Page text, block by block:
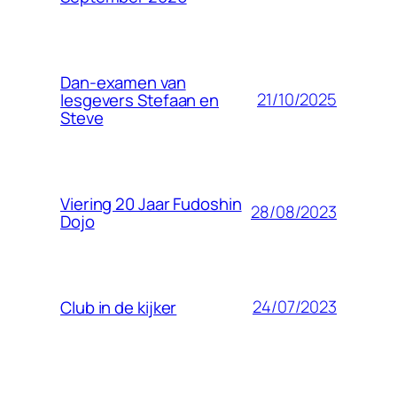
Dan-examen van
lesgevers Stefaan en
Steve
21/10/2025
Viering 20 Jaar Fudoshin
Dojo 28/08/2023
Club in de kijker 24/07/2023